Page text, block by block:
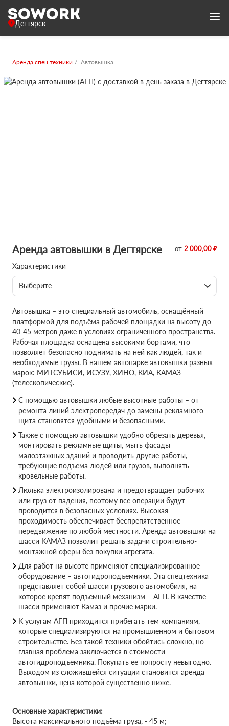
Дегтярск
Аренда спец.техники Автовышка
Аренда автовышки в Дегтярске от 2 000,00 ₽
Характеристики
Выберите
Автовышка – это специальный автомобиль, оснащённый
платформой для подъёма рабочей площадки на высоту до
40-45 метров даже в условиях ограниченного пространства.
Рабочая площадка оснащена высокими бортами, что
позволяет безопасно поднимать на ней как людей, так и
необходимые грузы. В нашем автопарке автовышки разных
марок: МИТСУБИСИ, ИСУЗУ, ХИНО, КИА, КАМАЗ
(телескопические).
С помощью автовышки любые высотные работы – от
ремонта линий электропередач до замены рекламного
щита становятся удобными и безопасными.
Также с помощью автовышки удобно обрезать деревья,
монтировать рекламные щиты, мыть фасады
малоэтажных зданий и проводить другие работы,
требующие подъема людей или грузов, выполнять
кровельные работы.
Люлька электроизолирована и предотвращает рабочих
или груз от падения, поэтому все операции будут
проводится в безопасных условиях. Высокая
проходимость обеспечивает беспрепятственное
передвижение по любой местности. Аренда автовышки на
шасси КАМАЗ позволит решать задачи строительно-
монтажной сферы без покупки агрегата.
Для работ на высоте применяют специализированное
оборудование – автогидроподъемники. Эта спецтехника
представляет собой шасси грузового автомобиля, на
которое крепят подъемный механизм – АГП. В качестве
шасси применяют Камаз и прочие марки.
К услугам АГП приходится прибегать тем компаниям,
которые специализируются на промышленном и бытовом
строительстве. Без такой техники обойтись сложно, но
главная проблема заключается в стоимости
автогидроподъемника. Покупать ее попросту невыгодно.
Выходом из сложившейся ситуации становится аренда
автовышки, цена которой существенно ниже.
Основные характеристики:
Высота максимального подъёма груза, - 45 м;